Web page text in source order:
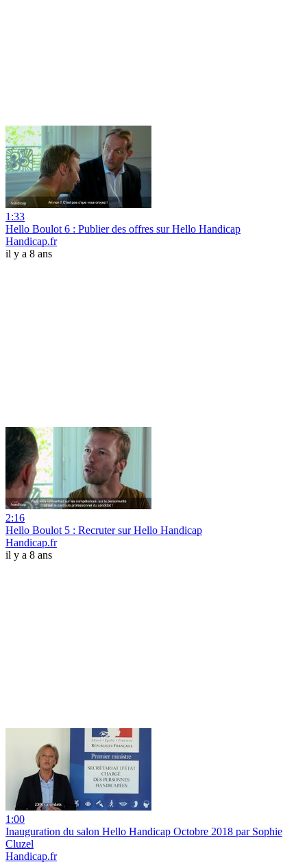
1:33
Hello Boulot 6 : Publier des offres sur Hello Handicap
Handicap.fr
il y a 8 ans
2:16
Hello Boulot 5 : Recruter sur Hello Handicap
Handicap.fr
il y a 8 ans
1:00
Inauguration du salon Hello Handicap Octobre 2018 par Sophie
Cluzel
Handicap.fr